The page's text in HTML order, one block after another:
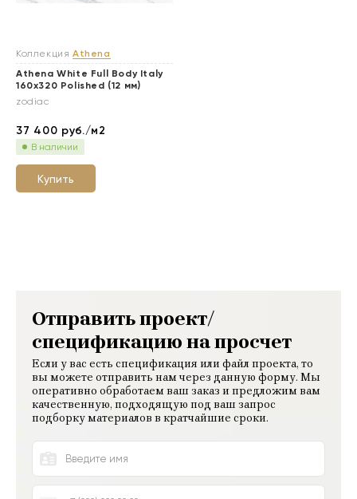
Коллекция Athena
Athena White Full Body Italy
160x320 Polished (12 мм)
zodiac
37 400 руб./м2
В наличии
Купить
Отправить проект/
спецификацию на просчет
Если у вас есть спецификация или файл проекта, то
вы можете отправить нам через данную форму. Мы
оперативно обработаем ваш заказ и предложим вам
качественную, подходящую под ваш запрос
подборку материалов в кратчайшие сроки.